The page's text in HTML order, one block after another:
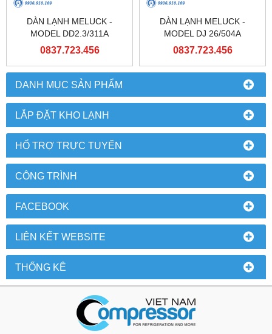
DANH MỤC SẢN PHẨM
LẮP ĐẶT KHO LẠNH
HỔ TRỢ TRỰC TUYẾN
CÔNG TRÌNH
FACEBOOK
LIÊN KẾT WEBSITE
THỐNG KÊ
DÀN LẠNH MELUCK -
MODEL DD2.3/311A
0837.723.456
DÀN LẠNH MELUCK -
MODEL DJ 26/504A
0837.723.456